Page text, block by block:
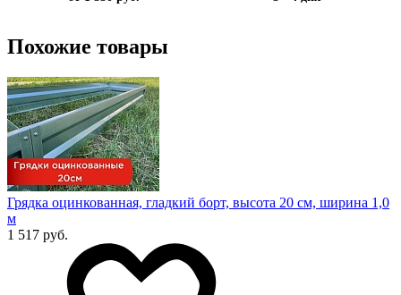
Похожие товары
Грядка оцинкованная, гладкий борт, высота 20 см, ширина 1,0
м
1 517 руб.